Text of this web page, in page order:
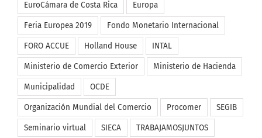
EuroCámara de Costa Rica Europa
Feria Europea 2019 Fondo Monetario Internacional
FORO ACCUE Holland House INTAL
Ministerio de Comercio Exterior Ministerio de Hacienda
Municipalidad OCDE
Organización Mundial del Comercio Procomer SEGIB
Seminario virtual SIECA TRABAJAMOSJUNTOS